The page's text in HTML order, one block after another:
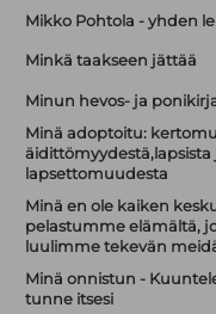
Mikko Pohtola - yhden
Minkä taakseen jättää
Minun hevos- ja
Minä adoptoitu:
äidittömyydestä,lapsista
lapsettomuudesta
Minä en ole kaiken
pelastumme elämältä,
luulimme tekevän
Minä onnistun -
tunne itsesi